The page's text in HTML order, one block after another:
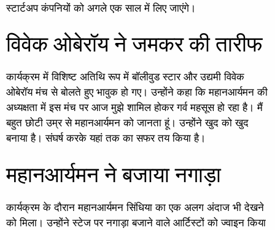
स्टार्टअप कंपनियों को अगले एक साल में लिए जाएंगे।
विवेक ओबेरॉय ने जमकर की तारीफ
कार्यक्रम में विशिष्ट अतिथि रूप में बॉलीवुड स्टार और उद्यमी विवेक
ओबेरॉय मंच से बोलते हुए भावुक हो गए। उन्होंने कहा कि महानआर्यमन की
अध्यक्षता में इस मंच पर आज मुझे शामिल होकर गर्व महसूस हो रहा है। मैं
बहुत छोटी उम्र से महानआर्यमन को जानता हूं। उन्होंने खुद को खुद
बनाया है। संघर्ष करके यहां तक का सफर तय किया है।
महानआर्यमन ने बजाया नगाड़ा
कार्यक्रम के दौरान महानआर्यमन सिंधिया का एक अलग अंदाज भी देखने
को मिला। उन्होंने स्टेज पर नगाड़ा बजाने वाले आर्टिस्टों को ज्वाइन किया